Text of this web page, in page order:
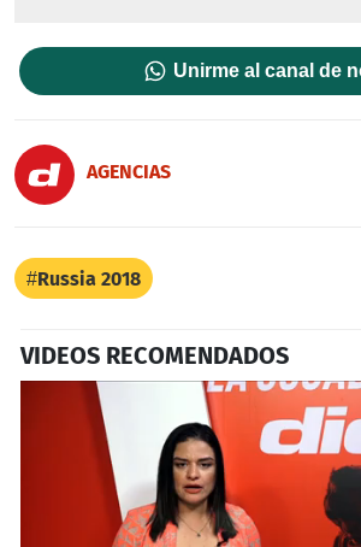
Unirme al canal de
AGENCIAS
Russia 2018
VIDEOS RECOMENDADOS